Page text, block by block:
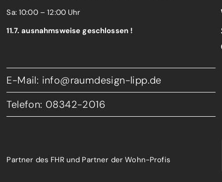
Sa: 10:00 – 12:00 Uhr
11.7. ausnahmsweise geschlossen !
E-Mail: info@raumdesign-lipp.de
Telefon: 08342-2016
Partner des FHR und Partner der Wohn-Profis